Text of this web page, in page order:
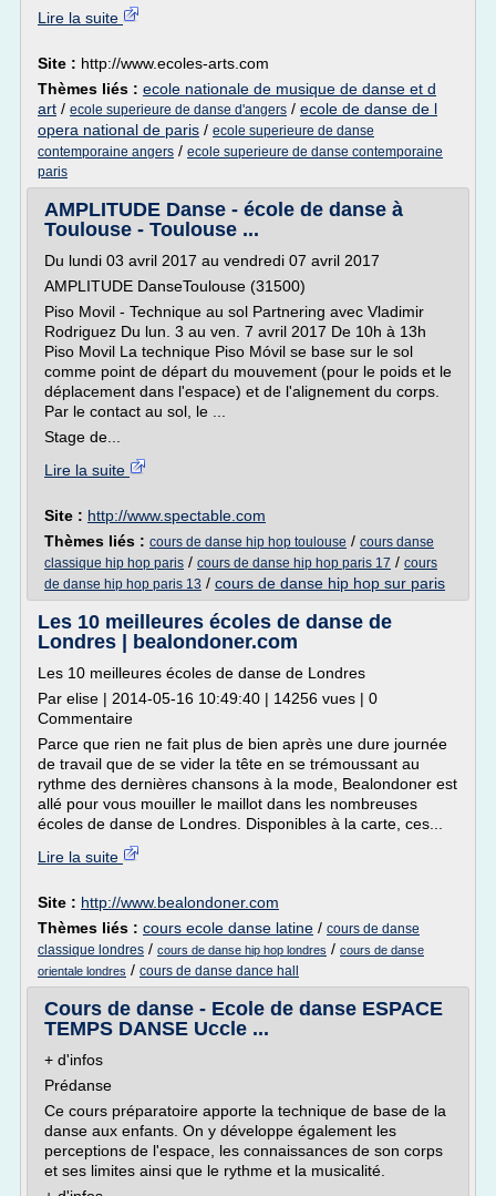
Lire la suite
Site : http://www.ecoles-arts.com
Thèmes liés : ecole nationale de musique de danse et d
art / ecole superieure de danse d'angers / ecole de danse de l
opera national de paris / ecole superieure de danse
contemporaine angers / ecole superieure de danse contemporaine
paris
AMPLITUDE Danse - école de danse à
Toulouse - Toulouse ...
Du lundi 03 avril 2017 au vendredi 07 avril 2017
AMPLITUDE DanseToulouse (31500)
Piso Movil - Technique au sol Partnering avec Vladimir
Rodriguez Du lun. 3 au ven. 7 avril 2017 De 10h à 13h
Piso Movil La technique Piso Móvil se base sur le sol
comme point de départ du mouvement (pour le poids et le
déplacement dans l'espace) et de l'alignement du corps.
Par le contact au sol, le ...
Stage de...
Lire la suite
Site : http://www.spectable.com
Thèmes liés : cours de danse hip hop toulouse / cours danse
classique hip hop paris / cours de danse hip hop paris 17 / cours
de danse hip hop paris 13 / cours de danse hip hop sur paris
Les 10 meilleures écoles de danse de
Londres | bealondoner.com
Les 10 meilleures écoles de danse de Londres
Par elise | 2014-05-16 10:49:40 | 14256 vues | 0
Commentaire
Parce que rien ne fait plus de bien après une dure journée
de travail que de se vider la tête en se trémoussant au
rythme des dernières chansons à la mode, Bealondoner est
allé pour vous mouiller le maillot dans les nombreuses
écoles de danse de Londres. Disponibles à la carte, ces...
Lire la suite
Site : http://www.bealondoner.com
Thèmes liés : cours ecole danse latine / cours de danse
classique londres / cours de danse hip hop londres / cours de danse
orientale londres / cours de danse dance hall
Cours de danse - Ecole de danse ESPACE
TEMPS DANSE Uccle ...
+ d'infos
Prédanse
Ce cours préparatoire apporte la technique de base de la
danse aux enfants. On y développe également les
perceptions de l'espace, les connaissances de son corps
et ses limites ainsi que le rythme et la musicalité.